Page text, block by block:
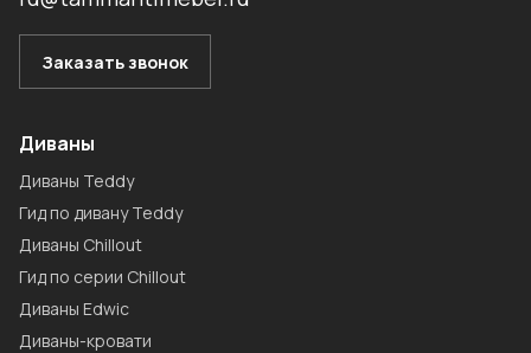
Заказать звонок
Диваны
Диваны Teddy
Гид по дивану Teddy
Диваны Chillout
Гид по серии Chillout
Диваны Edwic
Диваны-кровати